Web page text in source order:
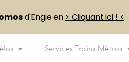
Services Trains Métros
d'Engie en > Cliquant ici ! <